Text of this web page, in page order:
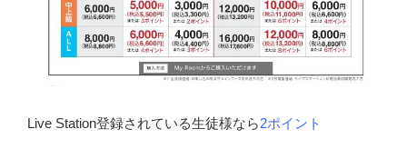
Live Station登録されている生徒様なら2ポイント